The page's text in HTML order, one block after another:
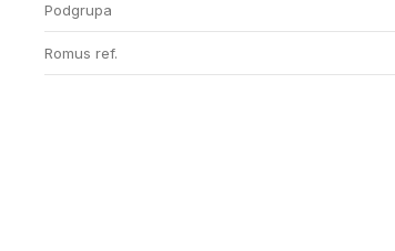
Podgrupa
Romus ref.